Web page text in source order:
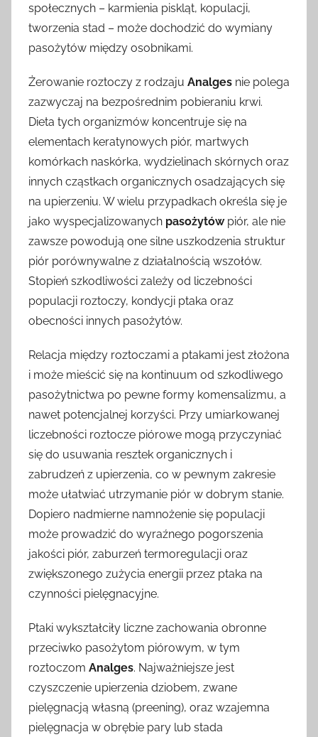
społecznych – karmienia piskląt, kopulacji,
tworzenia stad – może dochodzić do wymiany
pasożytów między osobnikami.
Żerowanie roztoczy z rodzaju Analges nie polega
zazwyczaj na bezpośrednim pobieraniu krwi.
Dieta tych organizmów koncentruje się na
elementach keratynowych piór, martwych
komórkach naskórka, wydzielinach skórnych oraz
innych cząstkach organicznych osadzających się
na upierzeniu. W wielu przypadkach określa się je
jako wyspecjalizowanych pasożytówpiór, ale nie
zawsze powodują one silne uszkodzenia struktur
piór porównywalne z działalnością wszołów.
Stopień szkodliwości zależy od liczebności
populacji roztoczy, kondycji ptaka oraz
obecności innych pasożytów.
Relacja między roztoczami a ptakami jest złożona
i może mieścić się na kontinuum od szkodliwego
pasożytnictwa po pewne formy komensalizmu, a
nawet potencjalnej korzyści. Przy umiarkowanej
liczebności roztocze piórowe mogą przyczyniać
się do usuwania resztek organicznych i
zabrudzeń z upierzenia, co w pewnym zakresie
może ułatwiać utrzymanie piór w dobrym stanie.
Dopiero nadmierne namnożenie się populacji
może prowadzić do wyraźnego pogorszenia
jakości piór, zaburzeń termoregulacji oraz
zwiększonego zużycia energii przez ptaka na
czynności pielęgnacyjne.
Ptaki wykształciły liczne zachowania obronne
przeciwko pasożytom piórowym, w tym
roztoczom Analges. Najważniejsze jest
czyszczenie upierzenia dziobem, zwane
pielęgnacją własną (preening), oraz wzajemna
pielęgnacja w obrębie pary lub stada